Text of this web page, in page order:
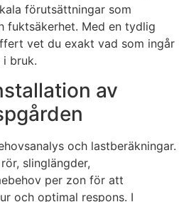
förutsättningar som
fuktsäkerhet. Med en tydlig
vet du exakt vad som ingår
i bruk.
av
och lastberäkningar.
slinglängder,
per zon för att
och optimal respons. I